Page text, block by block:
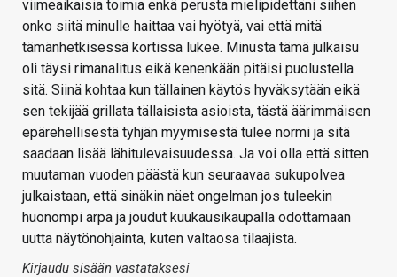
viimeaikaisia toimia enkä perusta mielipidettäni siihen
onko siitä minulle haittaa vai hyötyä, vai että mitä
tämänhetkisessä kortissa lukee. Minusta tämä julkaisu
oli täysi rimanalitus eikä kenenkään pitäisi puolustella
sitä. Siinä kohtaa kun tällainen käytös hyväksytään eikä
sen tekijää grillata tällaisista asioista, tästä äärimmäisen
epärehellisestä tyhjän myymisestä tulee normi ja sitä
saadaan lisää lähitulevaisuudessa. Ja voi olla että sitten
muutaman vuoden päästä kun seuraavaa sukupolvea
julkaistaan, että sinäkin näet ongelman jos tuleekin
huonompi arpa ja joudut kuukausikaupalla odottamaan
uutta näytönohjainta, kuten valtaosa tilaajista.
Kirjaudu sisään vastataksesi